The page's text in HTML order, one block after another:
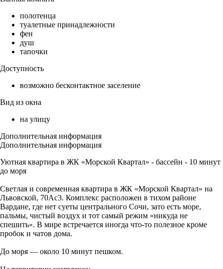
полотенца
туалетные принадлежности
фен
душ
тапочки
Доступность
возможно бесконтактное заселение
Вид из окна
на улицу
Дополнительная информация
Дополнительная информация
Уютная квартира в ЖК «Морской Квартал» - бассейн - 10 минут
до моря
Светлая и современная квартира в ЖК «Морской Квартал» на
Львовской, 70Ас3. Комплекс расположен в тихом районе
Вардане, где нет суеты центрального Сочи, зато есть море,
пальмы, чистый воздух и тот самый режим «никуда не
спешить». В мире встречается иногда что-то полезное кроме
пробок и чатов дома.
До моря — около 10 минут пешком.